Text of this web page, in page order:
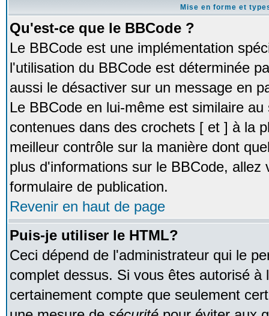
Mise en forme et
Qu'est-ce que le BBCode ?
Le BBCode est une implémentation
l'utilisation du BBCode est déterminée
aussi le désactiver sur un message en
Le BBCode en lui-même est similaire
contenues dans des crochets [ et ] à la
meilleur contrôle sur la manière dont
plus d'informations sur le BBCode,
formulaire de publication.
Revenir en haut de page
Puis-je utiliser le HTML?
Ceci dépend de l'administrateur qui le
complet dessus. Si vous êtes autorisé à
certainement compte que seulement